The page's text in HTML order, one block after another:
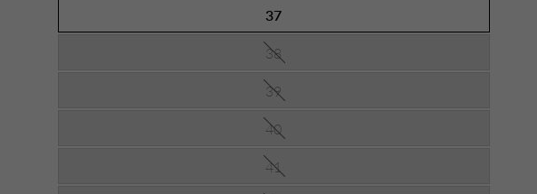
37
38
39
40
41